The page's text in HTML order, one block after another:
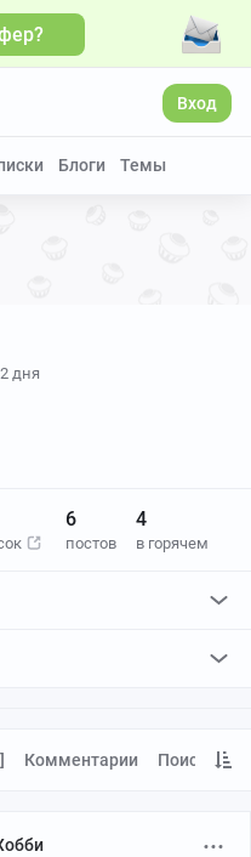
Вход
Блоги Темы
дня
6
постов
4
в горячем
Комментарии Поиск